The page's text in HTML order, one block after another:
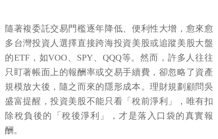
隨著複委託交易門檻逐年降低、便利性大增，愈來愈
多台灣投資人選擇直接跨海投資美股或追蹤美股大盤
的ETF，如VOO、SPY、QQQ等。然而，許多人往往
只盯著帳面上的報酬率或交易手續費，卻忽略了資產
規模放大後，隨之而來的隱形成本。理財規劃顧問吳
盛富提醒，投資美股不能只看「稅前淨利」，唯有扣
除稅負後的「稅後淨利」，才是落入口袋的真實報
酬。